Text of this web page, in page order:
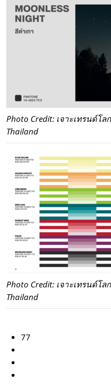
Photo Credit: เจาะเทรนด์โ
Thailand
Photo Credit: เจาะเทรนด์โ
Thailand
77